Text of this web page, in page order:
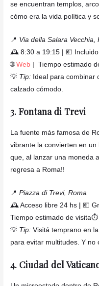
se encuentran templos,
cómo era la vida política y
📍 Via della Salara Vecchia,
🕰️ 8:30 a 19:15 | 💶
🌐 Web | Tiempo estimado
💡 Tip: Ideal para combinar
calzado cómodo.
3. Fontana di Trevi
La fuente más famosa de
vibrante la convierten en
que, al lanzar una moneda
regresa a Roma!!
📍Piazza di Trevi, Roma
🕰️ Acceso libre 24 hs | 💶
Tiempo estimado de
💡 Tip: Visitá temprano en
para evitar multitudes. Y no
4. Ciudad del